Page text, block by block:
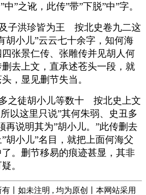
”之讹，此传”带”下脱”中”字。
子洪珍皆为王 按北史卷九二这
胡小儿”云云七十余字，知何海
张景仁传、张雕传并见胡人何
去上文，直承述苍头一段，就
，显见删节失当。
之徒胡小儿等数十 按北史上文
以这里只说”其何朱弱、史丑多
再说明其为”胡小儿。”此传删去
”胡小儿”名目，就把上面何海父
。删节移易的痕迹甚显，其非
。
有丨如未注明 , 均为原创丨本网站采用